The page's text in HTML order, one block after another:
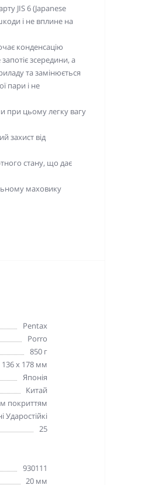
JIS 6 (Japanese
і не вплине на
конденсацію
зсередини, а
та замінюється
пари і не
при цьому легку вагу
захист від
стану, що дає
маховику
Pentax
Porro
850 г
136 x 178 мм
Японія
Китай
покриттям
Ударостійкі
25
930111
20 мм